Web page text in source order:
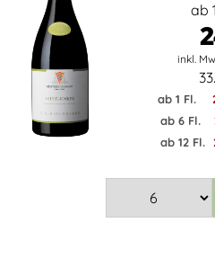
ab
ab 1 Fl.
ab 6 Fl.
ab 12 Fl.